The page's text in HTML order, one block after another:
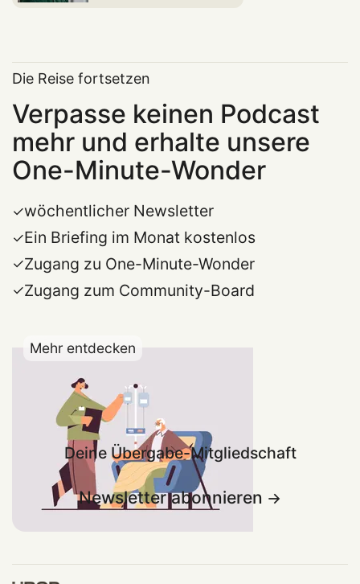
Die Reise fortsetzen
Verpasse keinen Podcast
mehr und erhalte unsere
One-Minute-Wonder
wöchentlicher Newsletter
Ein Briefing im Monat kostenlos
Zugang zu One-Minute-Wonder
Zugang zum Community-Board
Mehr entdecken
Deine Übergabe-Mitgliedschaft
Newsletter abonnieren